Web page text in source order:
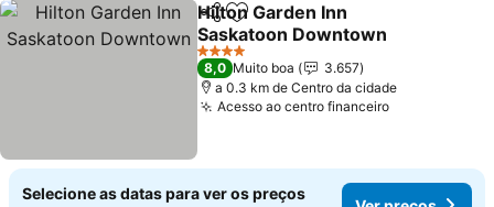
PartilharAdicionar aos favoritos
Hilton Garden Inn
Saskatoon Downtown
Ver preços
4 Estrelas
8,0 Muito boa
3.657
a 0.3 km de Centro da cidade
Acesso ao centro financeiroVer preços
Selecione as datas para ver os preços